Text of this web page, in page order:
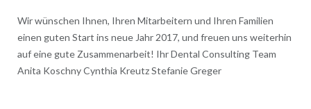
Wir wünschen Ihnen, Ihren Mitarbeitern und Ihren Familien
einen guten Start ins neue Jahr 2017, und freuen uns weiterhin
auf eine gute Zusammenarbeit! Ihr Dental Consulting Team
Anita Koschny Cynthia Kreutz Stefanie Greger